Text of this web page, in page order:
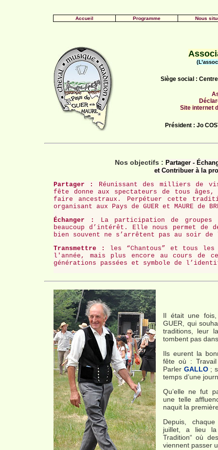
Accueil Programme Nous
Siège social :
Site internet
Président : Jo
Nos objectifs : Partager -
et Contribuer à la
Partager :
Réunissant des milliers de
fête donne aux spectateurs de tous
faire ancestraux. Perpétuer cette
organisant aux Pays de GUER et MAURE de
Échanger :
La participation de groupes
beaucoup d’intérêt. Elle nous permet
bien souvent ne s’arrêtent pas au soir
Transmettre :
les “Chantous” et tous
l'année, mais plus encore au cours de
générations passées et symbole de
Il était une
GUER, qui
traditions, leur
tombent pas
Ils eurent la
fête où : Travail
Parler GALLO;
temps d’une
Qu’elle ne fut
une telle
naquit la
Depuis,
juillet, a lieu la
Tradition“ où
viennent passer